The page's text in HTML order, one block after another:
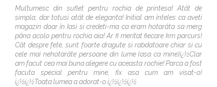
Multumesc din suflet pentru rochia de printesa! Atât de
simpla, dar totusi atât de eleganta! Initial am înteles ca aveti
magazin doar în Iasi si credeti-ma ca eram hotarâta sa merg
pâna acolo pentru rochia aia! Ar fi meritat fiecare km parcurs!
Cât despre fete, sunt foarte dragute si rabdatoare chiar si cu
cele mai nehotarâte persoane din lume (asa ca mine)ï¿½Clar
am facut cea mai buna alegere cu aceasta rochie! Parca a fost
facuta special pentru mine, fix asa cum am visat-o!
ï¿½ï¿½Toata lumea a adorat-o ï¿½ï¿½ï¿½